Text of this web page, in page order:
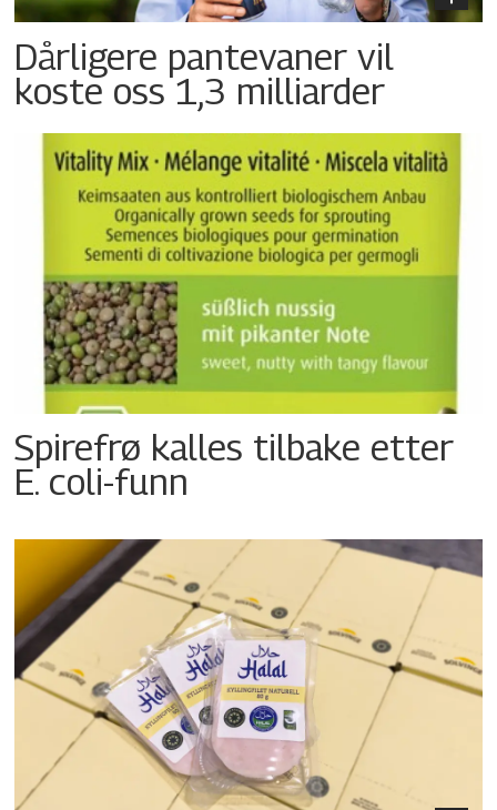
Dårligere pantevaner vil
koste oss 1,3 milliarder
Spirefrø kalles tilbake etter
E. coli-funn